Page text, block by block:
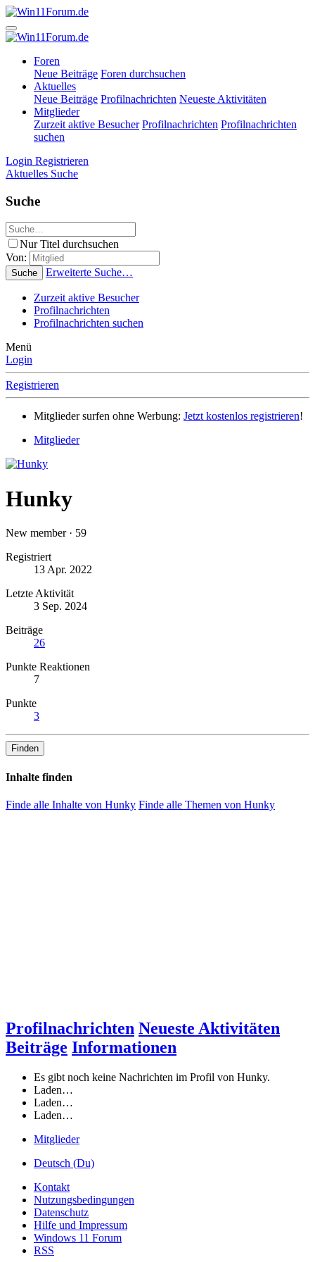
Foren
Neue Beiträge Foren durchsuchen
Aktuelles
Neue Beiträge Profilnachrichten Neueste Aktivitäten
Mitglieder
Zurzeit aktive Besucher Profilnachrichten Profilnachrichten
suchen
Login Registrieren
Aktuelles Suche
Suche
Nur Titel durchsuchen
Von:
Suche Erweiterte Suche…
Zurzeit aktive Besucher
Profilnachrichten
Profilnachrichten suchen
Menü
Login
Registrieren
Mitglieder surfen ohne Werbung: Jetzt kostenlos registrieren!
Mitglieder
Hunky
New member · 59
Registriert
13 Apr. 2022
Letzte Aktivität
3 Sep. 2024
Beiträge
26
Punkte Reaktionen
7
Punkte
3
Finden
Inhalte finden
Finde alle Inhalte von Hunky Finde alle Themen von Hunky
Profilnachrichten Neueste Aktivitäten
Beiträge Informationen
Es gibt noch keine Nachrichten im Profil von Hunky.
Laden…
Laden…
Laden…
Mitglieder
Deutsch (Du)
Kontakt
Nutzungsbedingungen
Datenschutz
Hilfe und Impressum
Windows 11 Forum
RSS